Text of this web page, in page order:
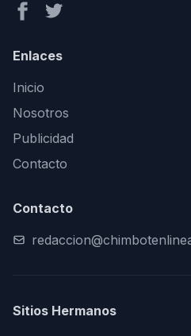
Enlaces
Inicio
Nosotros
Publicidad
Contacto
Contacto
Sitios Hermanos